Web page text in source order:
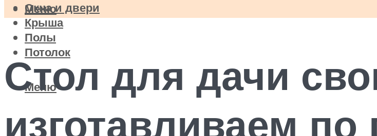
Окна и двери
Крыша
Полы
Потолок
Меню
Меню
Стол для дачи
изготавливаем